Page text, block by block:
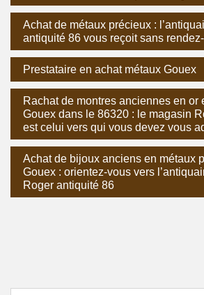
Achat de métaux précieux :
antiquité 86 vous reçoit sans
Prestataire en achat métaux Gouex
Rachat de montres anciennes en or
Gouex dans le 86320 : le magasin
est celui vers qui vous devez vous
Achat de bijoux anciens en métaux
Gouex : orientez-vous vers
Roger antiquité 86